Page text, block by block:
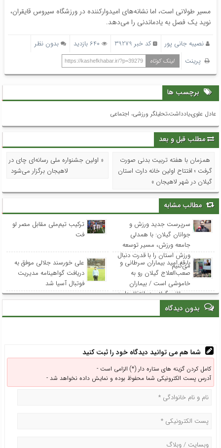
مسیر طولانی است، اما نشانه‌های امیدوارکننده در ورزشگاه سیروس قایقران،
نوید یک فصل به یادماندنی را می‌دهد.
نصیبه جانی پور کد خبر 39279 640 بازدید
بدون نظر
پرینت
لینک کوتاه https://kashefkhabar.ir/?p=39279
برچسب ها
عادل علوی،يادداشت،تحلیلگر ورزشی، اجتماعی
مطلب قبل و بعد
همزمان با هفته تربیت بدنی صورت
گرفت ؛ افتتاح اولین خانه دارت استان
گیلان در شهر لاهیجان »
« اولین جشنواره ملی رسانه‌ای چای در
لاهیجان برگزار می‌شود
مطالب مشابه
سرپرست جدید ورزش و
جوانان گیلان: با همدلی
جامعه ورزش، مسیر توسعه
ورزش استان را با قدرت دنبال
می‌کنیم
ترکیب تیم‌ملی مقابل مصر لو
فت
بارقه امید بیماران سرطانی و
صعب‌العلاج گیلان رو به
خاموشی است / بیماران
سرطانی گیلان در انتظار دارو؛
مسئولان پاسخگو باشند
علی خورسند جلالی موفق به
دریافت گواهینامه مدیریت
فوتبال آسیا شد
بدون دیدگاه
شما هم می توانید دیدگاه خود را ثبت کنید
کامل کردن گزینه های ستاره دار (*) الزامی است -
آدرس پست الکترونیکی شما محفوظ بوده و نمایش داده نخواهد شد -